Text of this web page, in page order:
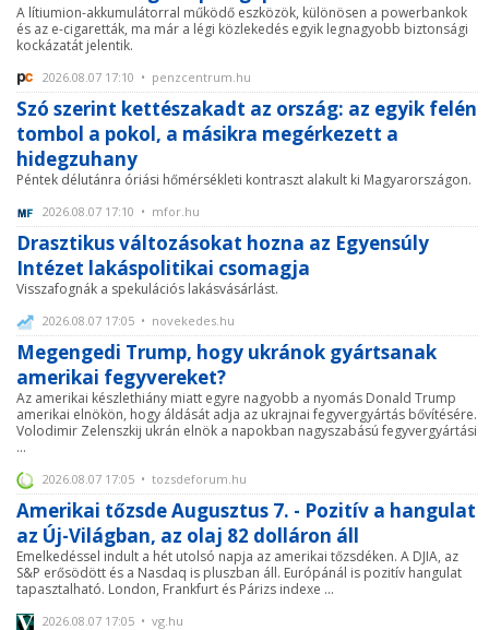
A lítiumion-akkumulátorral működő eszközök, különösen a powerbankok
és az e-cigaretták, ma már a légi közlekedés egyik legnagyobb biztonsági
kockázatát jelentik.
2026.08.07 17:10 • penzcentrum.hu
Szó szerint kettészakadt az ország: az egyik felén
tombol a pokol, a másikra megérkezett a
hidegzuhany
Péntek délutánra óriási hőmérsékleti kontraszt alakult ki Magyarországon.
2026.08.07 17:10 • mfor.hu
Drasztikus változásokat hozna az Egyensúly
Intézet lakáspolitikai csomagja
Visszafognák a spekulációs lakásvásárlást.
2026.08.07 17:05 • novekedes.hu
Megengedi Trump, hogy ukránok gyártsanak
amerikai fegyvereket?
Az amerikai készlethiány miatt egyre nagyobb a nyomás Donald Trump
amerikai elnökön, hogy áldását adja az ukrajnai fegyvergyártás bővítésére.
Volodimir Zelenszkij ukrán elnök a napokban nagyszabású fegyvergyártási
...
2026.08.07 17:05 • tozsdeforum.hu
Amerikai tőzsde Augusztus 7. - Pozitív a hangulat
az Új-Világban, az olaj 82 dolláron áll
Emelkedéssel indult a hét utolsó napja az amerikai tőzsdéken. A DJIA, az
S&P erősödött és a Nasdaq is pluszban áll. Európánál is pozitív hangulat
tapasztalható. London, Frankfurt és Párizs indexe ...
2026.08.07 17:05 • vg.hu